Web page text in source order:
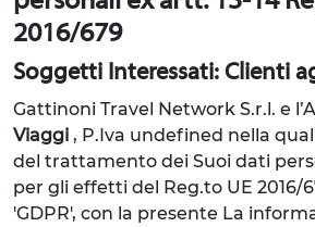
2016/679
Soggetti Interessati: Clienti
Gattinoni Travel Network S.r.l. e
Viaggi , P.Iva undefined nella
del trattamento dei Suoi dati
per gli effetti del Reg.to UE 2016/
'GDPR', con la presente La